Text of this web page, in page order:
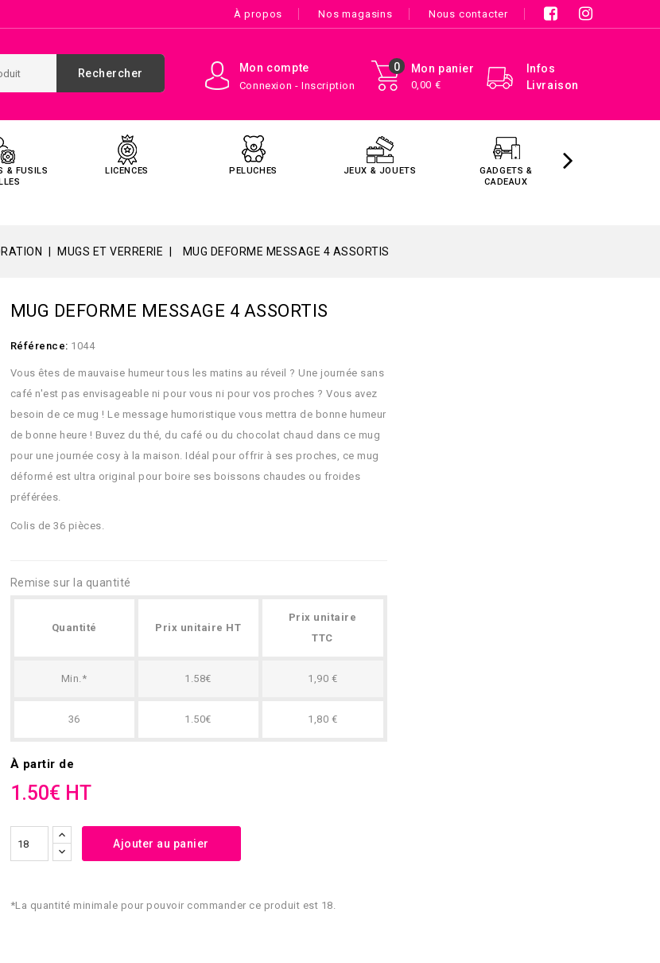
À propos Nos magasins Nous contacter
Infos
Livraison
Mon panier
0,00 €
0
Mon compte
Connexion - Inscription
Rechercher
& FUSILS
LICENCES PELUCHES JEUX & JOUETS
GADGETS &
CADEAUX
MUGS ET VERRERIE MUG DEFORME MESSAGE 4 ASSORTIS
MUG DEFORME MESSAGE 4 ASSORTIS
Référence: 1044
Vous êtes de mauvaise humeur tous les matins au réveil ? Une journée sans
café n'est pas envisageable ni pour vous ni pour vos proches ? Vous avez
besoin de ce mug ! Le message humoristique vous mettra de bonne humeur
de bonne heure ! Buvez du thé, du café ou du chocolat chaud dans ce mug
pour une journée cosy à la maison. Idéal pour offrir à ses proches, ce mug
déformé est ultra original pour boire ses boissons chaudes ou froides
préférées.
Colis de 36 pièces.
Remise sur la quantité
Quantité Prix unitaire HT
Prix unitaire
TTC
Min.* 1.58€ 1,90 €
36 1.50€ 1,80 €
À partir de
1.50€ HT
Ajouter au panier
*La quantité minimale pour pouvoir commander ce produit est 18.